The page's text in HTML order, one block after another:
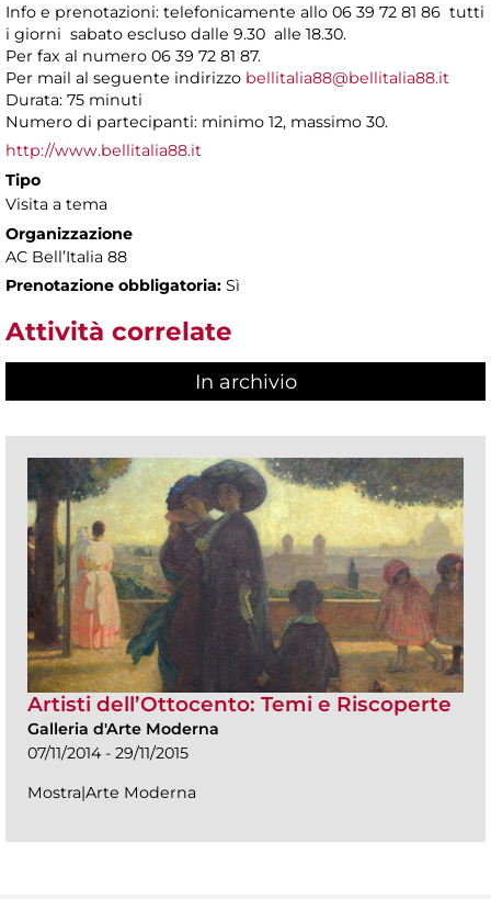
Info e prenotazioni: telefonicamente allo 06 39 72 81 86 tutti
i giorni sabato escluso dalle 9.30 alle 18.30.
Per fax al numero 06 39 72 81 87.
Per mail al seguente indirizzo bellitalia88@bellitalia88.it
Durata: 75 minuti
Numero di partecipanti: minimo 12, massimo 30.
http://www.bellitalia88.it
Tipo
Visita a tema
Organizzazione
AC Bell’Italia 88
Prenotazione obbligatoria: Sì
Attività correlate
In archivio
Artisti dell’Ottocento: Temi e Riscoperte
Galleria d'Arte Moderna
07/11/2014 - 29/11/2015
Mostra|Arte Moderna